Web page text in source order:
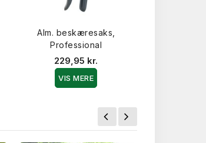
Alm. beskæresaks,
Professional
229,95 kr.
VIS MERE